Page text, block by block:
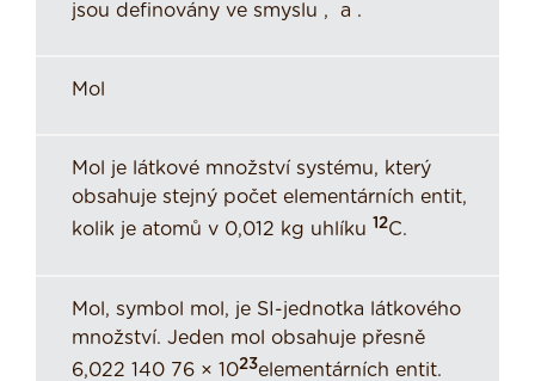
jsou definovány ve smyslu , a .
Mol
Mol je látkové množství systému, který
obsahuje stejný počet elementárních entit,
kolik je atomů v 0,012 kg uhlíku 12C.
Mol, symbol mol, je SI-jednotka látkového
množství. Jeden mol obsahuje přesně
6,022 140 76 × 1023elementárních entit.